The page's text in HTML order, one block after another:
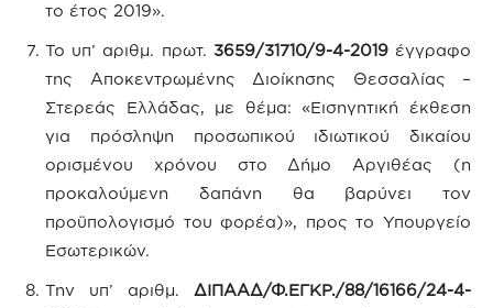
το έτος 2019».
Το υπ’ αριθμ. πρωτ. 3659/31710/9-4-2019έγγραφο
της Αποκεντρωμένης Διοίκησης Θεσσαλίας –
Στερεάς Ελλάδας, με θέμα: «Εισηγητική έκθεση
για πρόσληψη προσωπικού ιδιωτικού δικαίου
ορισμένου χρόνου στο Δήμο Αργιθέας (η
προκαλούμενη δαπάνη θα βαρύνει τον
προϋπολογισμό του φορέα)», προς το Υπουργείο
Εσωτερικών.
Την υπ’ αριθμ. ΔΙΠΑΑΔ/Φ.ΕΓΚΡ./88/16166/24-4-